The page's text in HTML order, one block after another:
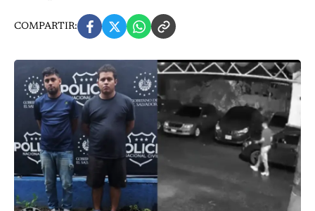
COMPARTIR: